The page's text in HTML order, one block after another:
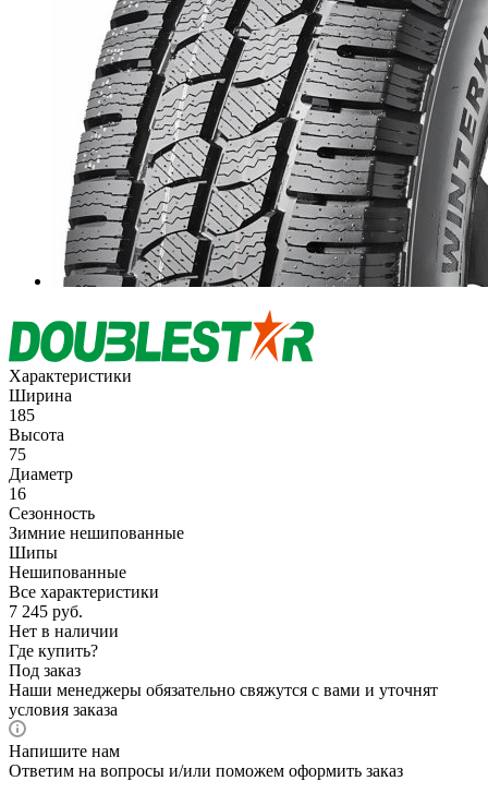
Характеристики
Ширина
185
Высота
75
Диаметр
16
Сезонность
Зимние нешипованные
Шипы
Нешипованные
Все характеристики
7 245 руб.
Нет в наличии
Где купить?
Под заказ
Наши менеджеры обязательно свяжутся с вами и уточнят
условия заказа
Напишите нам
Ответим на вопросы и/или поможем оформить заказ